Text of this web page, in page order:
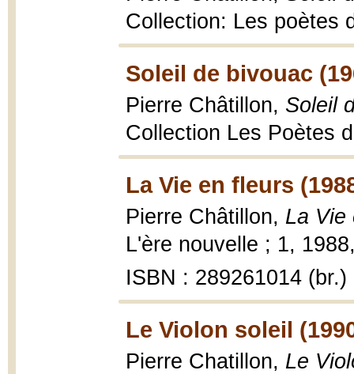
Collection: Les poètes
Soleil de bivouac
Pierre Châtillon, Soleil
Collection Les Poètes
La Vie en fleurs
Pierre Châtillon, La Vie
L'ère nouvelle ; 1,
ISBN : 289261014 (br.)
Le Violon soleil
Pierre Chatillon, Le